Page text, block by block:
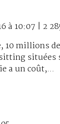
à 10:07 | 2
10 millions
a un coût,...